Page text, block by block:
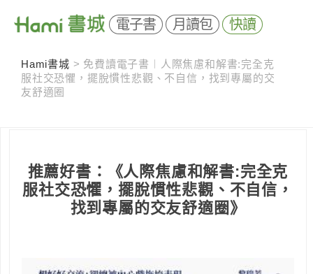
電子書 月讀包 快讀
Hami書城 > 免費讀電子書︱人際焦慮和解書:完全克
服社交恐懼，擺脫慣性悲觀、不自信，找到專屬的交
友舒適圈
推薦好書：《人際焦慮和解書:完全克
服社交恐懼，擺脫慣性悲觀、不自信，
找到專屬的交友舒適圈》